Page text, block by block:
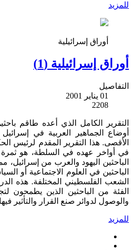
للمزيد
أوراق إسرائيلية
أوراق إسرائيلية (1)
التفاصيل
01 يناير 2001
2208
التقرير الكامل الذي أعده طاقم
أوضاع الجماهير العربية في
الأقصى. هذا التقرير المقدم لرئيس
في أواخر عهده في السلطة، هو
الباحثين اليهود والعرب من
الباحثين في العلوم الاجتماعية أو
الشعب الفلسطيني المختلفة. هذه
الفئة من الباحثين الذين يطمحون
والوصول لدوائر صنع القرار والتأثير
للمزيد